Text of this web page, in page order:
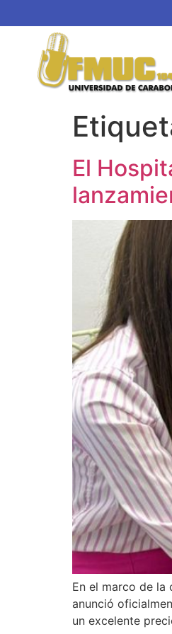
El
En el marco de
anunció
un excelente